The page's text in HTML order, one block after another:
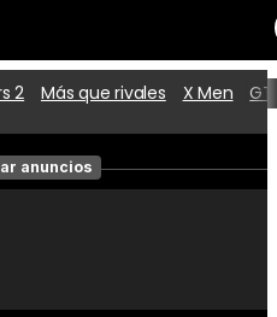
Películas
2 Más que rivales X Men
anuncios